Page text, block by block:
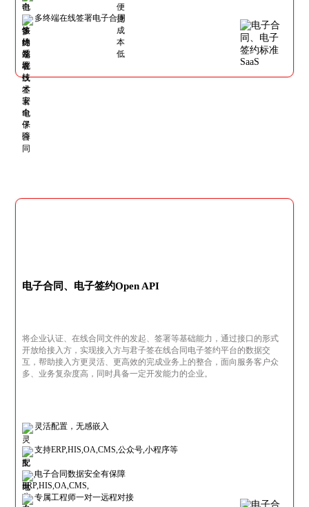
多终端在线签署电子合同
电子合同、电子签约Open API
将企业认证、在线合同文件的发起、签署等基础能力，通过接口的形式
开放给接入方，实现接入方与君子签在线合同电子签约平台的数据交
互，帮助接入方更灵活、更高效的完成业务上的整合，面向服务客户众
多、业务复杂度高，同时具备一定开发能力的企业。
灵活配置，无感嵌入
支持ERP,HIS,OA,CMS,公众号,小程序等
电子合同数据安全有保障
专属工程师一对一远程对接